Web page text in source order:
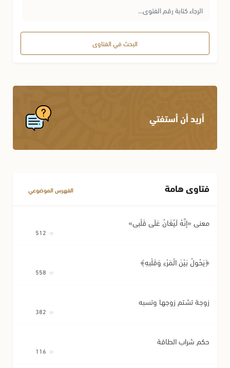
البحث في الفتاوى
أريد أن أستفتي
فتاوى هامة الفهرس الموضوعي
معنى «إِنَّهُ لَيُغَانُ عَلَى قَلْبِي»
﴿يَحُولُ بَيْنَ الْمَرْءِ وَقَلْبِهِ﴾
زوجة تشتم زوجها وتسبه
حكم شراب الطاقة